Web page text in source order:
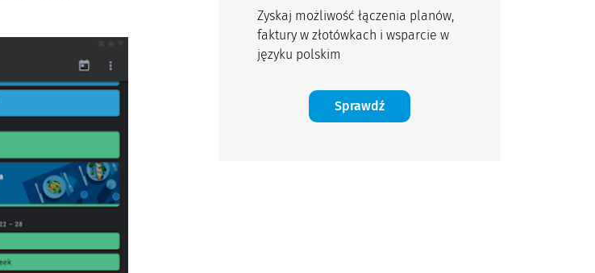
Zyskaj możliwość łączenia planów,
faktury w złotówkach i wsparcie w
języku polskim
Sprawdź